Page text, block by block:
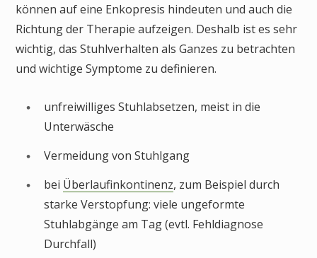
können auf eine Enkopresis hindeuten und auch die
Richtung der Therapie aufzeigen. Deshalb ist es sehr
wichtig, das Stuhlverhalten als Ganzes zu betrachten
und wichtige Symptome zu definieren.
unfreiwilliges Stuhlabsetzen, meist in die
Unterwäsche
Vermeidung von Stuhlgang
bei Überlaufinkontinenz, zum Beispiel durch
starke Verstopfung: viele ungeformte
Stuhlabgänge am Tag (evtl. Fehldiagnose
Durchfall)